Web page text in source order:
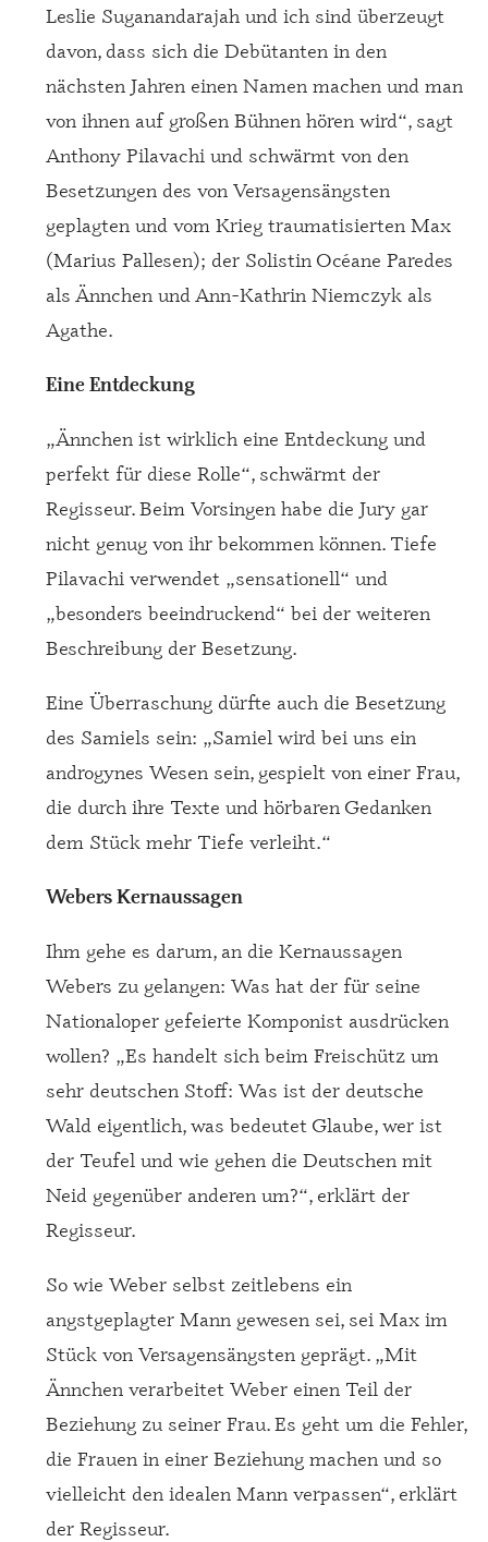
Leslie Suganandarajah und ich sind überzeugt
davon, dass sich die Debütanten in den
nächsten Jahren einen Namen machen und man
von ihnen auf großen Bühnen hören wird“, sagt
Anthony Pilavachi und schwärmt von den
Besetzungen des von Versagensängsten
geplagten und vom Krieg traumatisierten Max
(Marius Pallesen); der Solistin Océane Paredes
als Ännchen und Ann-Kathrin Niemczyk als
Agathe.
Eine Entdeckung
„Ännchen ist wirklich eine Entdeckung und
perfekt für diese Rolle“, schwärmt der
Regisseur. Beim Vorsingen habe die Jury gar
nicht genug von ihr bekommen können. Tiefe
Pilavachi verwendet „sensationell“ und
„besonders beeindruckend“ bei der weiteren
Beschreibung der Besetzung.
Eine Überraschung dürfte auch die Besetzung
des Samiels sein: „Samiel wird bei uns ein
androgynes Wesen sein, gespielt von einer Frau,
die durch ihre Texte und hörbaren Gedanken
dem Stück mehr Tiefe verleiht.“
Webers Kernaussagen
Ihm gehe es darum, an die Kernaussagen
Webers zu gelangen: Was hat der für seine
Nationaloper gefeierte Komponist ausdrücken
wollen? „Es handelt sich beim Freischütz um
sehr deutschen Stoff: Was ist der deutsche
Wald eigentlich, was bedeutet Glaube, wer ist
der Teufel und wie gehen die Deutschen mit
Neid gegenüber anderen um?“, erklärt der
Regisseur.
So wie Weber selbst zeitlebens ein
angstgeplagter Mann gewesen sei, sei Max im
Stück von Versagensängsten geprägt. „Mit
Ännchen verarbeitet Weber einen Teil der
Beziehung zu seiner Frau. Es geht um die Fehler,
die Frauen in einer Beziehung machen und so
vielleicht den idealen Mann verpassen“, erklärt
der Regisseur.